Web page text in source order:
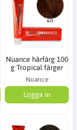
Nuance hårfärg 100
g Tropical färger
Nuance
Logga in